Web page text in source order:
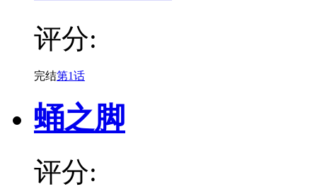
评分:
完结第1话
蛹之脚
评分: